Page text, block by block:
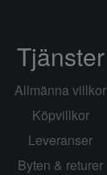
Tjänster
Allmänna villkor
Köpvillkor
Leveranser
Byten & returer